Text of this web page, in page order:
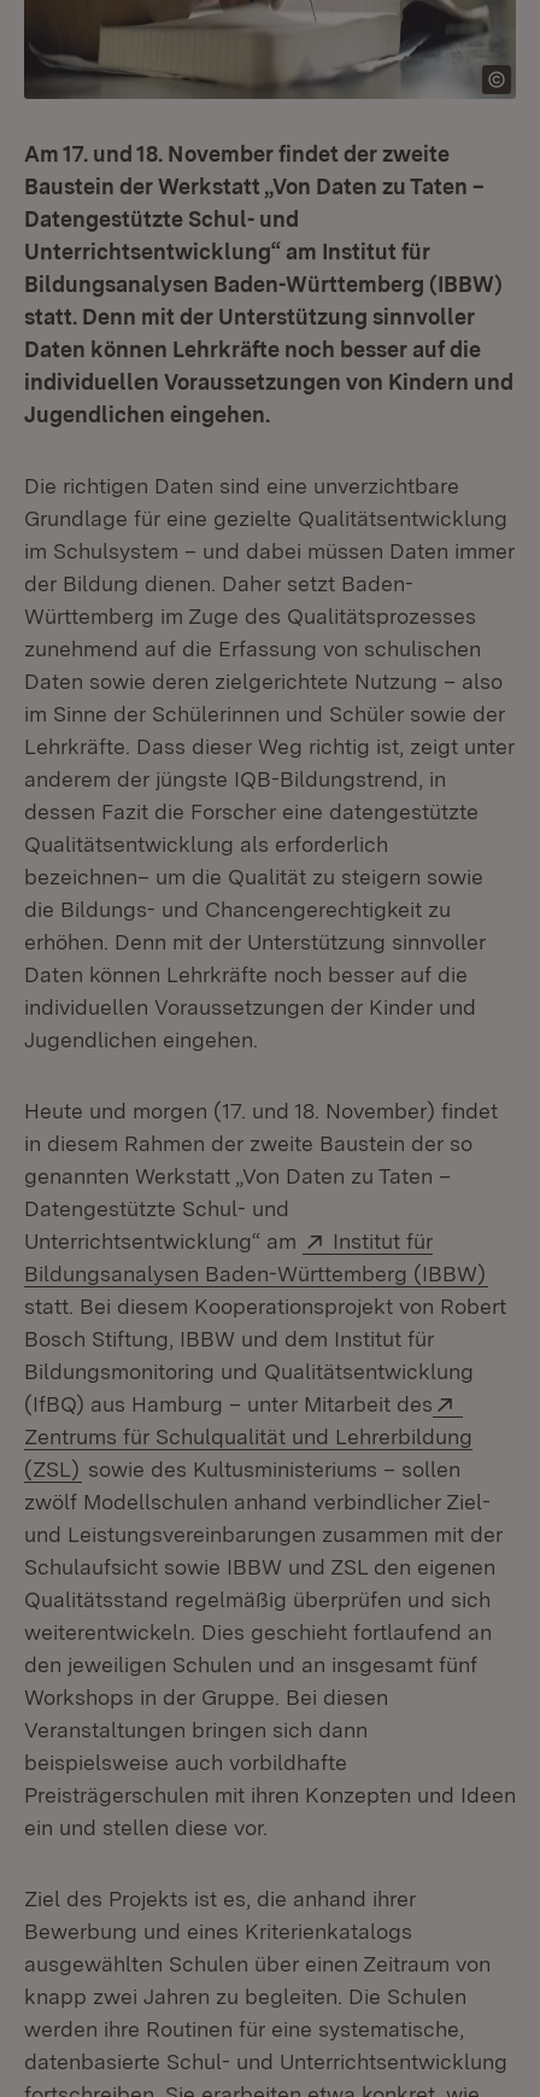
Am 17. und 18. November findet der zweite
Baustein der Werkstatt „Von Daten zu Taten –
Datengestützte Schul- und
Unterrichtsentwicklung“ am Institut für
Bildungsanalysen Baden-Württemberg (IBBW)
statt. Denn mit der Unterstützung sinnvoller
Daten können Lehrkräfte noch besser auf die
individuellen Voraussetzungen von Kindern und
Jugendlichen eingehen.
Die richtigen Daten sind eine unverzichtbare
Grundlage für eine gezielte Qualitätsentwicklung
im Schulsystem – und dabei müssen Daten immer
der Bildung dienen. Daher setzt Baden-
Württemberg im Zuge des Qualitätsprozesses
zunehmend auf die Erfassung von schulischen
Daten sowie deren zielgerichtete Nutzung – also
im Sinne der Schülerinnen und Schüler sowie der
Lehrkräfte. Dass dieser Weg richtig ist, zeigt unter
anderem der jüngste IQB-Bildungstrend, in
dessen Fazit die Forscher eine datengestützte
Qualitätsentwicklung als erforderlich
bezeichnen– um die Qualität zu steigern sowie
die Bildungs- und Chancengerechtigkeit zu
erhöhen. Denn mit der Unterstützung sinnvoller
Daten können Lehrkräfte noch besser auf die
individuellen Voraussetzungen der Kinder und
Jugendlichen eingehen.
Heute und morgen (17. und 18. November) findet
in diesem Rahmen der zweite Baustein der so
genannten Werkstatt „Von Daten zu Taten –
Datengestützte Schul- und
Unterrichtsentwicklung“ am
Extern:
Institut für
Bildungsanalysen Baden-Württemberg (IBBW)
statt. Bei diesem Kooperationsprojekt von Robert
Bosch Stiftung, IBBW und dem Institut für
Bildungsmonitoring und Qualitätsentwicklung
(IfBQ) aus Hamburg – unter Mitarbeit des
Zentrums für Schulqualität und Lehrerbildung
(ZSL) (Öffnet in neuem Fenster)
sowie des Kultusministeriums – sollen
zwölf Modellschulen anhand verbindlicher Ziel-
und Leistungsvereinbarungen zusammen mit der
Schulaufsicht sowie IBBW und ZSL den eigenen
Qualitätsstand regelmäßig überprüfen und sich
weiterentwickeln. Dies geschieht fortlaufend an
den jeweiligen Schulen und an insgesamt fünf
Workshops in der Gruppe. Bei diesen
Veranstaltungen bringen sich dann
beispielsweise auch vorbildhafte
Preisträgerschulen mit ihren Konzepten und Ideen
ein und stellen diese vor.
Ziel des Projekts ist es, die anhand ihrer
Bewerbung und eines Kriterienkatalogs
ausgewählten Schulen über einen Zeitraum von
knapp zwei Jahren zu begleiten. Die Schulen
werden ihre Routinen für eine systematische,
datenbasierte Schul- und Unterrichtsentwicklung